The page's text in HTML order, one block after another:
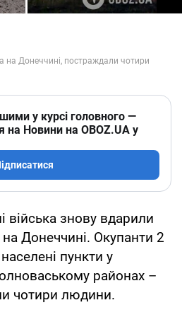
у курсі головного —
на Новини на OBOZ.UA у
війська знову вдарили
Донеччині. Окупанти 2
пункти у
районах –
чотири людини.